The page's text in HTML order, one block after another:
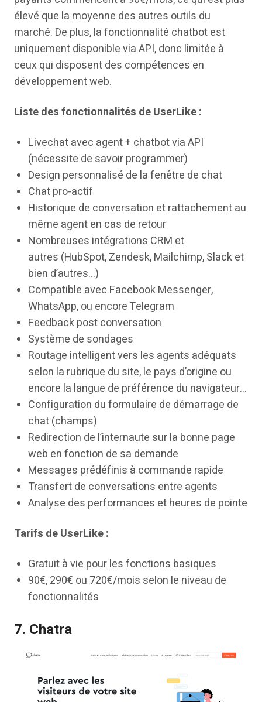
élevé que la moyenne des autres outils du
marché. De plus, la fonctionnalité chatbot est
uniquement disponible via API, donc limitée à
ceux qui disposent des compétences en
développement web.
Liste des fonctionnalités de UserLike :
Livechat avec agent + chatbot via API
(nécessite de savoir programmer)
Design personnalisé de la fenêtre de chat
Chat pro-actif
Historique de conversation et rattachement au
même agent en cas de retour
Nombreuses intégrations CRM et
autres (HubSpot, Zendesk, Mailchimp, Slack et
bien d’autres…)
Compatible avec Facebook Messenger,
WhatsApp, ou encore Telegram
Feedback post conversation
Système de sondages
Routage intelligent vers les agents adéquats
selon la rubrique du site, le pays d’origine ou
encore la langue de préférence du navigateur…
Configuration du formulaire de démarrage de
chat (champs)
Redirection de l’internaute sur la bonne page
web en fonction de sa demande
Messages prédéfinis à commande rapide
Transfert de conversations entre agents
Analyse des performances et heures de pointe
Tarifs de UserLike :
Gratuit à vie pour les fonctions basiques
90€, 290€ ou 720€/mois selon le niveau de
fonctionnalités
7. Chatra